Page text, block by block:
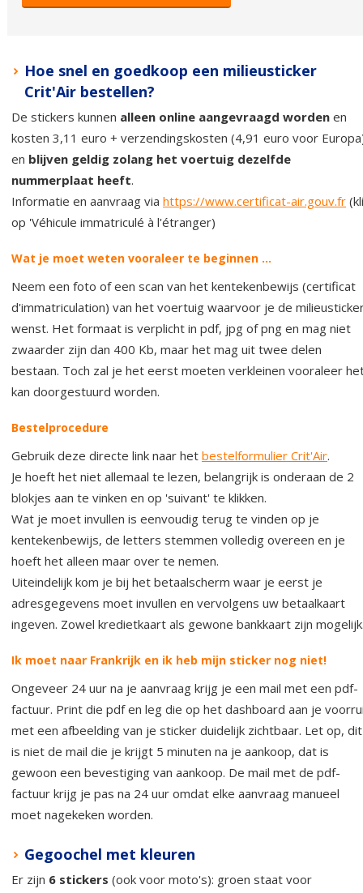
Hoe snel en goedkoop een milieusticker
Crit'Air bestellen?
De stickers kunnen alleen online aangevraagd worden en
kosten 3,11 euro + verzendingskosten (4,91 euro voor
en blijven geldig zolang het voertuig dezelfde
nummerplaat heeft.
Informatie en aanvraag via https://www.certificat-air.gouv.fr
op 'Véhicule immatriculé à l'étranger)
Wat je moet weten vooraleer te beginnen ...
Neem een foto of een scan van het kentekenbewijs (certificat
d'immatriculation) van het voertuig waarvoor je de
wenst. Het formaat is verplicht in pdf, jpg of png en mag niet
zwaarder zijn dan 400 Kb, maar het mag uit twee delen
bestaan. Toch zal je het eerst moeten verkleinen vooraleer
kan doorgestuurd worden.
Bestelprocedure
Gebruik deze directe link naar het bestelformulier Crit'Air.
Je hoeft het niet allemaal te lezen, belangrijk is onderaan de 2
blokjes aan te vinken en op 'suivant' te klikken.
Wat je moet invullen is eenvoudig terug te vinden op je
kentekenbewijs, de letters stemmen volledig overeen en je
hoeft het alleen maar over te nemen.
Uiteindelijk kom je bij het betaalscherm waar je eerst je
adresgegevens moet invullen en vervolgens uw betaalkaart
ingeven. Zowel kredietkaart als gewone bankkaart zijn
Ik moet naar Frankrijk en ik heb mijn sticker nog niet!
Ongeveer 24 uur na je aanvraag krijg je een mail met een pdf-
factuur. Print die pdf en leg die op het dashboard aan je
met een afbeelding van je sticker duidelijk zichtbaar. Let op, dit
is niet de mail die je krijgt 5 minuten na je aankoop, dat is
gewoon een bevestiging van aankoop. De mail met de pdf-
factuur krijg je pas na 24 uur omdat elke aanvraag manueel
moet nagekeken worden.
Gegoochel met kleuren
Er zijn 6 stickers (ook voor moto's): groen staat voor